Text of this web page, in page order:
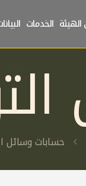
الخدمات
حسابات وسائل